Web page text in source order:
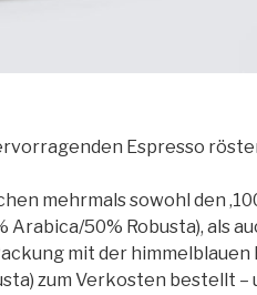
Espresso
mehrmals sowohl den
Arabica/50% Robusta), als
mit der himmelblauen
zum Verkosten bestellt –